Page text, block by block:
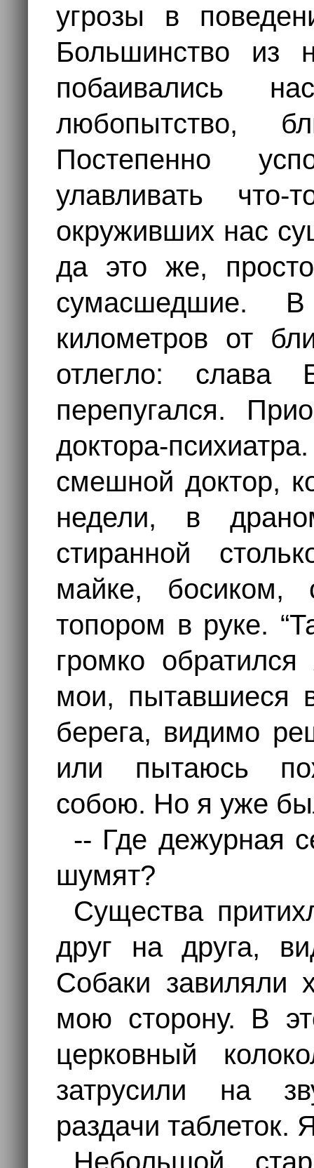
угрозы в
Большинство из
побаивались
любопытство,
Постепенно
улавливать
окруживших нас
да это же,
сумасшедшие.
километров от
отлегло:
перепугался.
доктора-
смешной доктор,
недели, в
стиранной
майке,
топором в руке.
громко
мои, пытавшиеся
берега, видимо
или пытаюсь
собою. Но я уже
-- Где дежурная
шумят?
Существа
друг на друга,
Собаки завиляли
мою сторону. В
церковный
затрусили на
раздачи таблеток.
Небольшой,